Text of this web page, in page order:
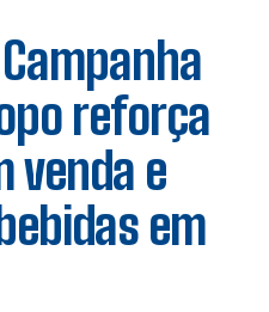
reforça
venda e
em